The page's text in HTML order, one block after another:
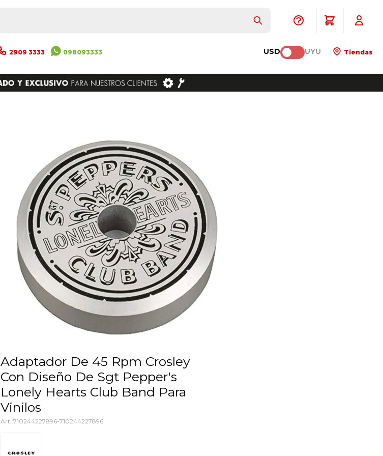
2909 3333 098093333 USD UYU Tiendas
Adaptador De 45 Rpm Crosley
Con Diseño De Sgt Pepper's
Lonely Hearts Club Band Para
Vinilos
710244227896-710244227896